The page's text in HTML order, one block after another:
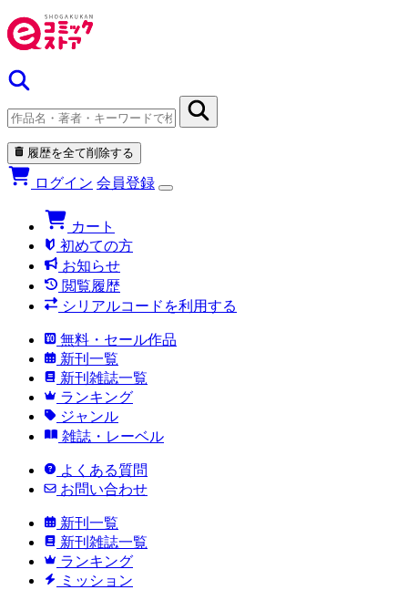
履歴を全て削除する
ログイン 会員登録
カート
初めての方
お知らせ
閲覧履歴
シリアルコードを利用する
無料・セール作品
新刊一覧
新刊雑誌一覧
ランキング
ジャンル
雑誌・レーベル
よくある質問
お問い合わせ
新刊一覧
新刊雑誌一覧
ランキング
ミッション